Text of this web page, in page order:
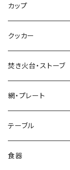
超軽量タイプ
ネイルペグ
V字型
Y字型
カップ
シングルマグ
シェラカップ
ダブルウォールカップ
リッド（蓋）
クッカー
焚き火台・ストーブ
網・プレート
テーブル
食器